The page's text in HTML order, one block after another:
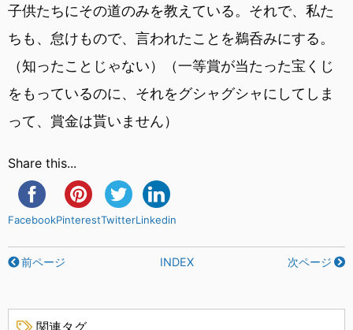
子供たちにその道のみを教えている。それで、私た
ちも、怠けもので、言われたことを鵜呑みにする。
（知ったことじゃない）（一等賞が当たった宝くじ
をもっているのに、それをグシャグシャにしてしま
って、賞金は貰いません）
Share this...
FacebookPinterestTwitterLinkedin
前ページ INDEX 次ページ
関連タグ